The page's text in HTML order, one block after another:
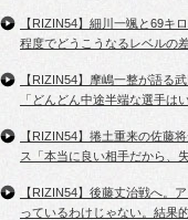
【RIZIN54】細川一颯と69キ
程度でどうこうなるレベルの
【RIZIN54】摩嶋一整が語る
「どんどん中途半端な選手は
【RIZIN54】捲土重来の佐藤
ス「本当に良い相手だから、
【RIZIN54】後藤丈治戦へ。
っているわけじゃない。結果